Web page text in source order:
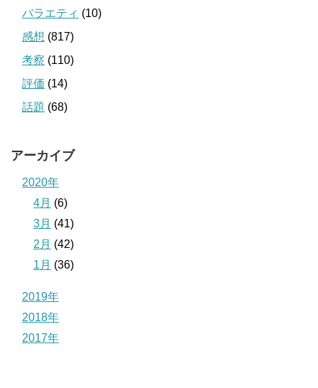
バラエティ (10)
感想 (817)
考察 (110)
評価 (14)
話題 (68)
アーカイブ
2020年
4月 (6)
3月 (41)
2月 (42)
1月 (36)
2019年
2018年
2017年